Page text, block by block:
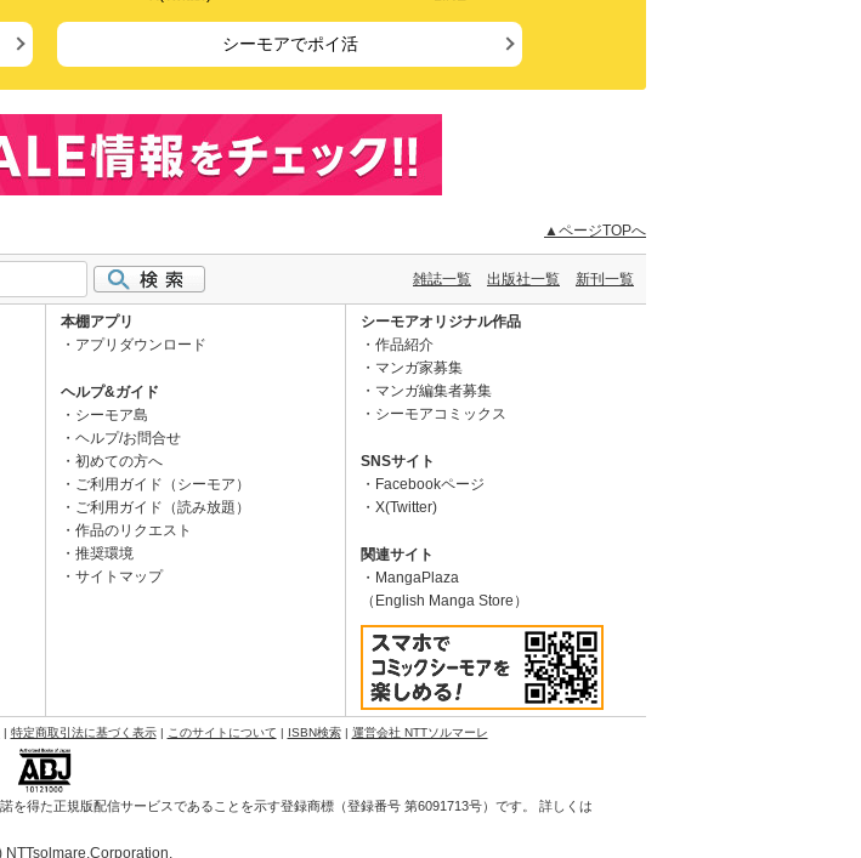
シーモアでポイ活
▲ページTOPへ
雑誌一覧 出版社一覧 新刊一覧
本棚アプリ
アプリダウンロード
ヘルプ&ガイド
シーモア島
ヘルプ/お問合せ
初めての方へ
ご利用ガイド（シーモア）
ご利用ガイド（読み放題）
作品のリクエスト
推奨環境
サイトマップ
シーモアオリジナル作品
作品紹介
マンガ家募集
マンガ編集者募集
シーモアコミックス
SNSサイト
Facebookページ
X(Twitter)
関連サイト
MangaPlaza
（English Manga Store）
| 特定商取引法に基づく表示| このサイトについて | ISBN検索| 運営会社 NTTソルマーレ
得た正規版配信サービスであることを示す登録商標（登録番号 第6091713号）です。 詳しくは
NTTsolmare.Corporation.